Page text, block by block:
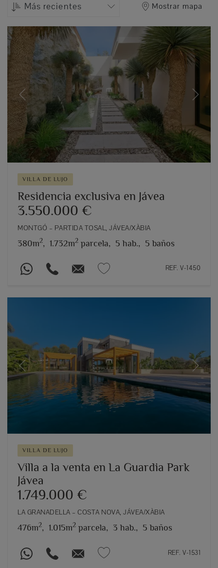
Más recientes Mostrar mapa
Previous Next
VILLA DE LUJO
Residencia exclusiva en Jávea
3.550.000 €
MONTGÓ – PARTIDA TOSAL, JÁVEA/XÀBIA
380m2, 1.732m2 parcela, 5 hab., 5 baños
REF. V-1450
Previous Next
VILLA DE LUJO
Villa a la venta en La Guardia Park
Jávea
1.749.000 €
LA GRANADELLA – COSTA NOVA, JÁVEA/XÀBIA
476m2, 1.015m2 parcela, 3 hab., 5 baños
REF. V-1531